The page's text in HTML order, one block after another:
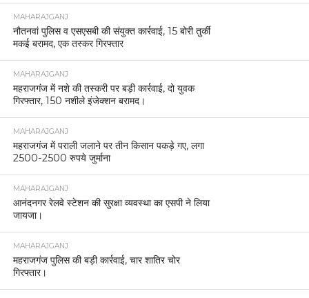
MAHARAJGANJ
नौतनवां पुलिस व एसएसबी की संयुक्त कार्रवाई, 15 बोरी तुर्की
मकई बरामद, एक तस्कर गिरफ्तार
MAHARAJGANJ
महराजगंज में नशे की तस्करी पर बड़ी कार्रवाई, दो युवक
गिरफ्तार, 150 नशीले इंजेक्शन बरामद।
MAHARAJGANJ
महराजगंज में पराली जलाने पर तीन किसान पकड़े गए, लगा
2500-2500 रुपये जुर्माना
MAHARAJGANJ
आनंदनगर रेलवे स्टेशन की सुरक्षा व्यवस्था का एसपी ने लिया
जायजा।
MAHARAJGANJ
महराजगंज पुलिस की बड़ी कार्रवाई, चार शातिर चोर
गिरफ्तार।